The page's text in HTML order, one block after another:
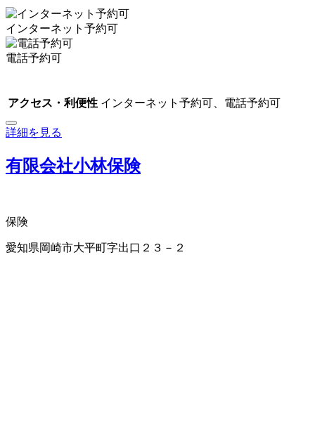
インターネット予約可
電話予約可
アクセス・利便性 インターネット予約可、電話予約可
詳細を見る
有限会社小林保険
保険
愛知県岡崎市大平町字出口２３－２